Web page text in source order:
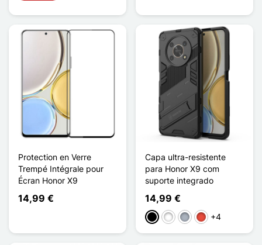
Protection en Verre
Trempé Intégrale pour
Écran Honor X9
14,99 €
Capa ultra-resistente
para Honor X9 com
suporte integrado
14,99 €
PretoBrancoCinzento
Vermelho
+4